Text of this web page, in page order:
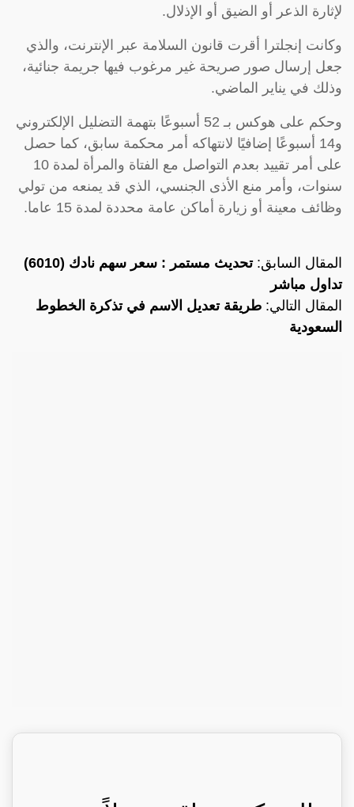
لإثارة الذعر أو الضيق أو الإذلال.
وكانت إنجلترا أقرت قانون السلامة عبر الإنترنت، والذي
جعل إرسال صور صريحة غير مرغوب فيها جريمة جنائية،
وذلك في يناير الماضي.
وحكم على هوكس بـ 52 أسبوعًا بتهمة التضليل الإلكتروني
و14 أسبوعًا إضافيًا لانتهاكه أمر محكمة سابق، كما حصل
على أمر تقييد بعدم التواصل مع الفتاة والمرأة لمدة 10
سنوات، وأمر منع الأذى الجنسي، الذي قد يمنعه من تولي
وظائف معينة أو زيارة أماكن عامة محددة لمدة 15 عاما.
المقال السابق:
تحديث مستمر : سعر سهم نادك (6010)
تداول مباشر
المقال التالي: طريقة تعديل الاسم في تذكرة الخطوط
السعودية